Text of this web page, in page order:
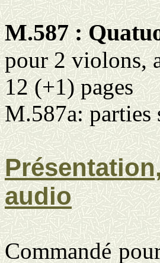
M.587 :
pour 2 violons,
12 (+1) pages
M.587a: parties
audio
Commandé